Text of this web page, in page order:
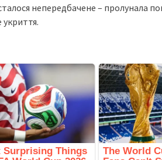
непередбачене – пролунала
укриття.